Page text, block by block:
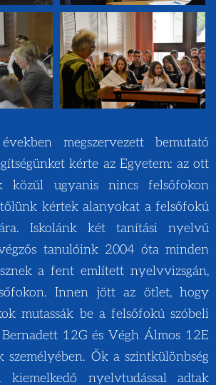
megszervezett bemutató
kérte az Egyetem: az ott
közül ugyanis nincs felsőfokon
kértek alanyokat a felsőfokú
Iskolánk két tanítási nyelvű
tanulóink 2004 óta minden
a fent említett nyelvvizsgán,
Innen jött az ötlet, hogy
mutassák be a felsőfokú szóbeli
12G és Végh Álmos 12E
személyében. Ők a szintkülönbség
kiemelkedő nyelvtudással adtak